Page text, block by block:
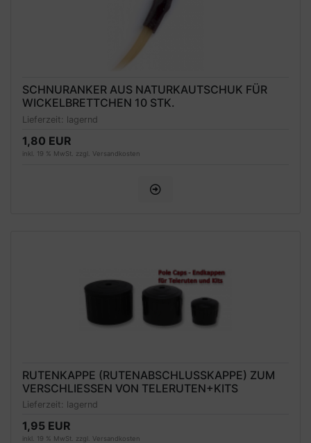
SCHNURANKER AUS NATURKAUTSCHUK FÜR
WICKELBRETTCHEN 10 STK.
Lieferzeit: lagernd
1,80 EUR
inkl. 19 % MwSt. zzgl. Versandkosten
RUTENKAPPE (RUTENABSCHLUSSKAPPE) ZUM
VERSCHLIESSEN VON TELERUTEN+KITS
Lieferzeit: lagernd
1,95 EUR
inkl. 19 % MwSt. zzgl. Versandkosten